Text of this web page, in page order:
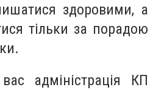
здоровими, а
тільки за порадою
адміністрація КП